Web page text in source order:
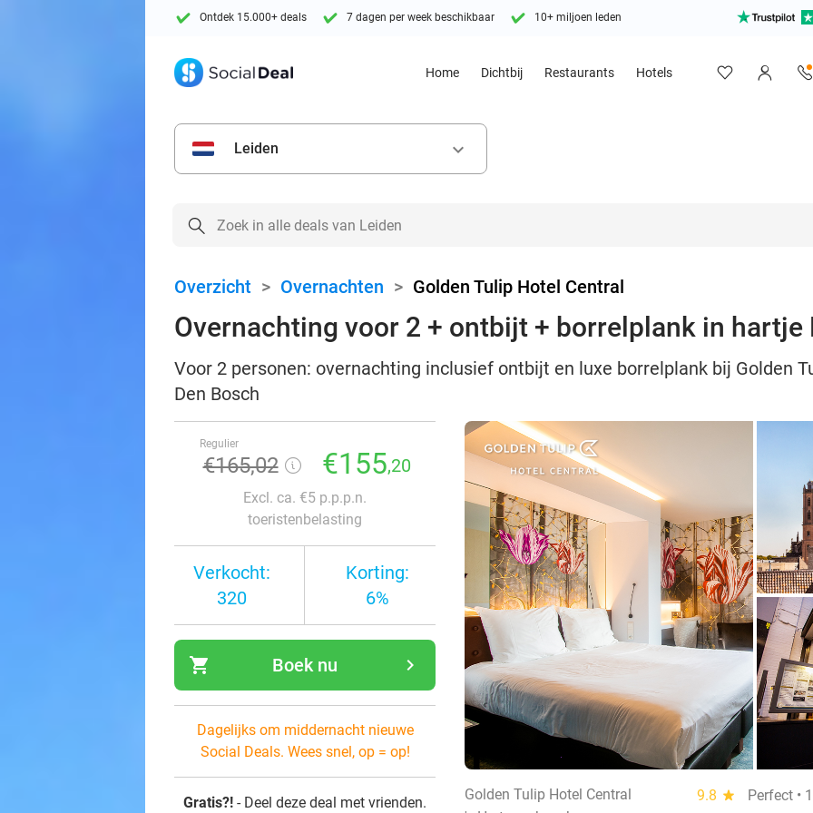
Ontdek 15.000+ deals 7 dagen per week beschikbaar 10+ miljoen leden
Home Dichtbij Restaurants Hotels
Leiden keyboard_arrow_down
Overzicht > Overnachten > Golden Tulip Hotel Central
Overnachting voor 2 + ontbijt + borrelplank in hartje
Voor 2 personen: overnachting inclusief ontbijt en luxe borrelplank bij Golden
Den Bosch
Regulier
€165,02 €155,20
Excl. ca. €5 p.p.p.n.
toeristenbelasting
Verkocht:
320
Korting:
6%
shopping_cart navigate_next
Boek nu
Dagelijks om middernacht nieuwe
Social Deals. Wees snel, op = op!
Gratis?! - Deel deze deal met vrienden.
Golden Tulip Hotel Central 9.8 star
Perfect •